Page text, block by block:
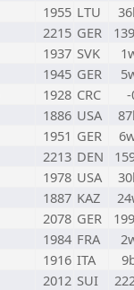
1955 LTU
2215 GER
1937 SVK
1945 GER
1928 CRC
-
1886 USA
1951 GER
2213 DEN
1978 USA
1887 KAZ
2078 GER
1984 FRA
1916 ITA
2012 SUI